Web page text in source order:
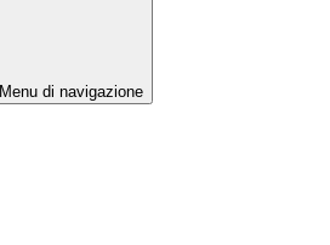
Menu di navigazione